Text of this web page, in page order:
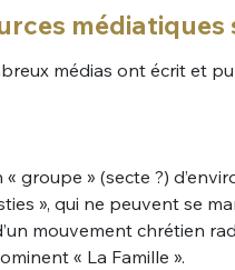
médiatiques
médias ont écrit et
« groupe » (secte ?)
», qui ne peuvent se
mouvement chrétien
« La Famille ».